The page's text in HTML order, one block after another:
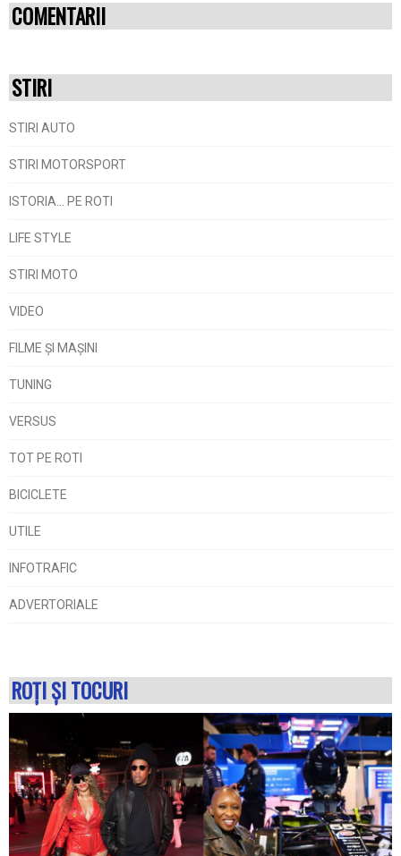
COMENTARII
STIRI
STIRI AUTO
STIRI MOTORSPORT
ISTORIA... PE ROTI
LIFE STYLE
STIRI MOTO
VIDEO
FILME ŞI MAŞINI
TUNING
VERSUS
TOT PE ROTI
BICICLETE
UTILE
INFOTRAFIC
ADVERTORIALE
ROŢI ŞI TOCURI